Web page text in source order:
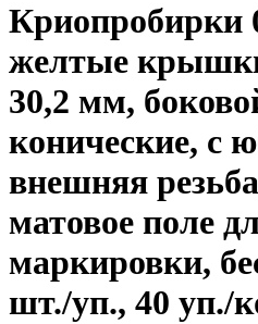
Криопробирки
желтые
30,2 мм,
конические, с
внешняя
матовое поле
маркировки,
шт./уп., 40 уп./